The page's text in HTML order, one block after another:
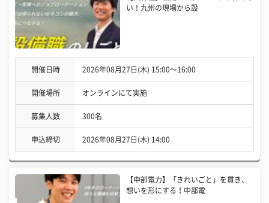
い！九州の現場から設
開催日時 2026年08月27日(木) 15:00〜16:00
開催場所 オンラインにて実施
募集人数 300名
申込締切 2026年08月27日(木) 14:00
【中部電力】「きれいごと」を貫き、
想いを形にする！中部電